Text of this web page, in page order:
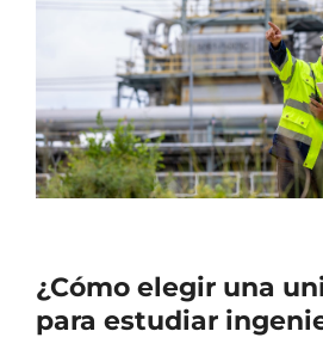
¿Cómo elegir una
para estudiar